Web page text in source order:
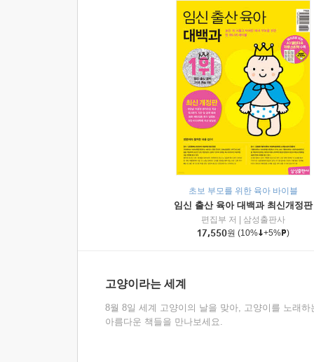
초보 부모를 위한 육아 바이블
임신 출산 육아 대백과 최신개정판
편집부 저
삼성출판사
17,550원 (10% +5% )
고양이라는 세계
8월 8일 세계 고양이의 날을 맞아, 고양이를 노래하
아름다운 책들을 만나보세요.